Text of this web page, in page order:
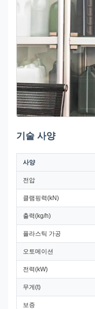
기술 사양
사양
전압
클램핑력(kN)
출력(kg/h)
플라스틱 가공
오토메이션
전력(kW)
무게(t)
보증